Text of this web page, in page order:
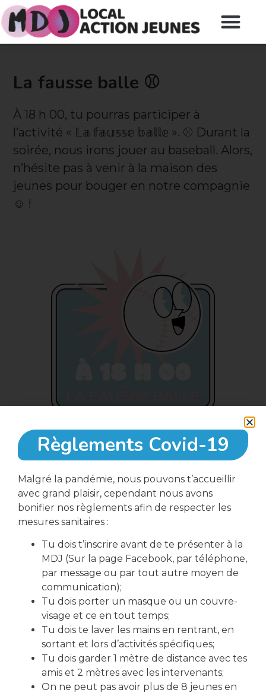
La fausse balle ⚾️
À 18 h 00, tu pourras participer à
l’activité « 𝕃𝕒 𝕗𝕒𝕦𝕤𝕤𝕖 𝕓𝕒𝕝𝕝𝕖 ». ⚾️ Durant la
soirée, nous irons jouer au baseball. Alors,
n’hésite pas à venir à la maison des
jeunes pour bouger en notre compagnie
☺️ !
14 août, 2023
18:00
Local Action Jeunes
télécharger le formulaire d'inscription
Règlements Covid-19
Malgré la pandémie, nous pouvons t’accueillir
avec grand plaisir, cependant nous avons
bonifier nos règlements afin de respecter les
mesures sanitaires :
Tu dois t’inscrire avant de te présenter à la
MDJ (Sur la page Facebook, par téléphone,
par message ou par tout autre moyen de
communication);
Tu dois porter un masque ou un couvre-
visage et ce en tout temps;
Tu dois te laver les mains en rentrant, en
sortant et lors d’activités spécifiques;
Tu dois garder 1 mètre de distance avec tes
amis et 2 mètres avec les intervenants;
On ne peut pas avoir plus de 8 jeunes en